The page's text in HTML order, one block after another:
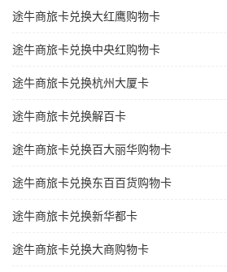
途牛商旅卡兑换大红鹰购物卡
途牛商旅卡兑换中央红购物卡
途牛商旅卡兑换杭州大厦卡
途牛商旅卡兑换解百卡
途牛商旅卡兑换百大丽华购物卡
途牛商旅卡兑换东百百货购物卡
途牛商旅卡兑换新华都卡
途牛商旅卡兑换大商购物卡